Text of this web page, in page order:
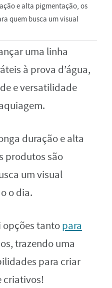
e alta pigmentação, os
quem busca um visual
uma linha
à prova d’água,
e versatilidade
duração e alta
produtos são
um visual
o dia.
opções tantopara
trazendo uma
para criar
criativos!